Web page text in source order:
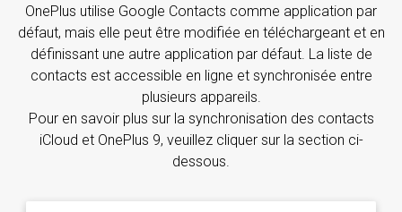
OnePlus utilise Google Contacts comme application par
défaut, mais elle peut être modifiée en téléchargeant et en
définissant une autre application par défaut. La liste de
contacts est accessible en ligne et synchronisée entre
plusieurs appareils.
Pour en savoir plus sur la synchronisation des contacts
iCloud et OnePlus 9, veuillez cliquer sur la section ci-
dessous.